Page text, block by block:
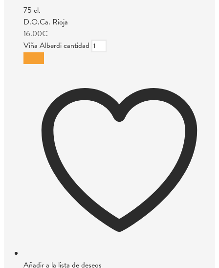
75 cl.
D.O.Ca. Rioja
16.00€
Viña Alberdi cantidad
Añadir a la lista de deseos